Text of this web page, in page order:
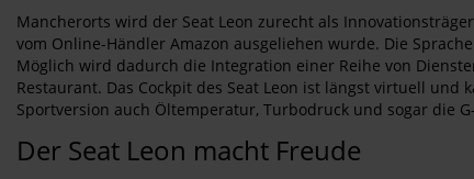
Mancherorts wird der Seat Leon zurecht als
vom Online-Händler Amazon ausgeliehen wurde. Die
Möglich wird dadurch die Integration einer Reihe von
Restaurant. Das Cockpit des Seat Leon ist längst virtuell
Sportversion auch Öltemperatur, Turbodruck und sogar die
Der Seat Leon macht Freude